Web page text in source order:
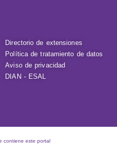
Directorio de extensiones
Política de tratamiento de datos
Aviso de privacidad
DIAN - ESAL
contiene este portal